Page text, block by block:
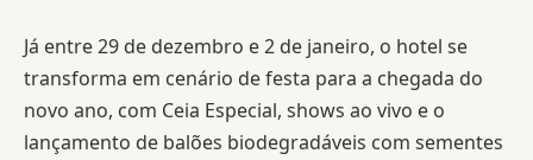
Já entre 29 de dezembro e 2 de janeiro, o hotel se
transforma em cenário de festa para a chegada do
novo ano, com Ceia Especial, shows ao vivo e o
lançamento de balões biodegradáveis com sementes